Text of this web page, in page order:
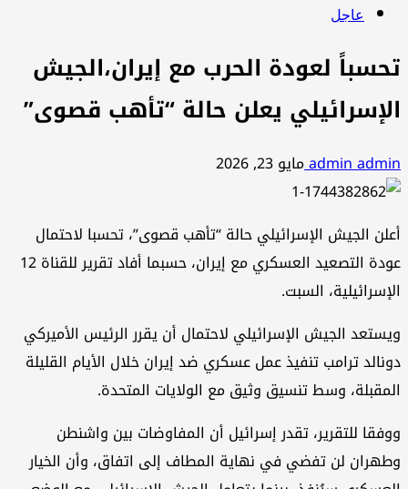
عاجل
تحسباً لعودة الحرب مع إيران،الجيش
الإسرائيلي يعلن حالة “تأهب قصوى”
admin adminمايو 23, 2026
أعلن الجيش الإسرائيلي حالة “تأهب قصوى”، تحسبا لاحتمال
عودة التصعيد العسكري مع إيران، حسبما أفاد تقرير للقناة 12
الإسرائيلية، السبت.
ويستعد الجيش الإسرائيلي لاحتمال أن يقرر الرئيس الأميركي
دونالد ترامب تنفيذ عمل عسكري ضد إيران خلال الأيام القليلة
المقبلة، وسط تنسيق وثيق مع الولايات المتحدة.
ووفقا للتقرير، تقدر إسرائيل أن المفاوضات بين واشنطن
وطهران لن تفضي في نهاية المطاف إلى اتفاق، وأن الخيار